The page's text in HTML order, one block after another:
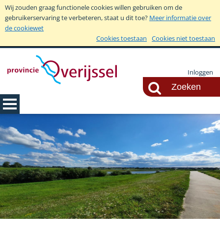
Wij zouden graag functionele cookies willen gebruiken om de
gebruikerservaring te verbeteren, staat u dit toe? Meer informatie over
de cookiewet
Cookies toestaan
Cookies niet toestaan
Inloggen